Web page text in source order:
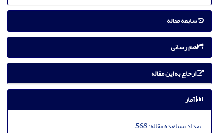
سابقه مقاله
هم رسانی
ارجاع به این مقاله
آمار
تعداد مشاهده مقاله:568